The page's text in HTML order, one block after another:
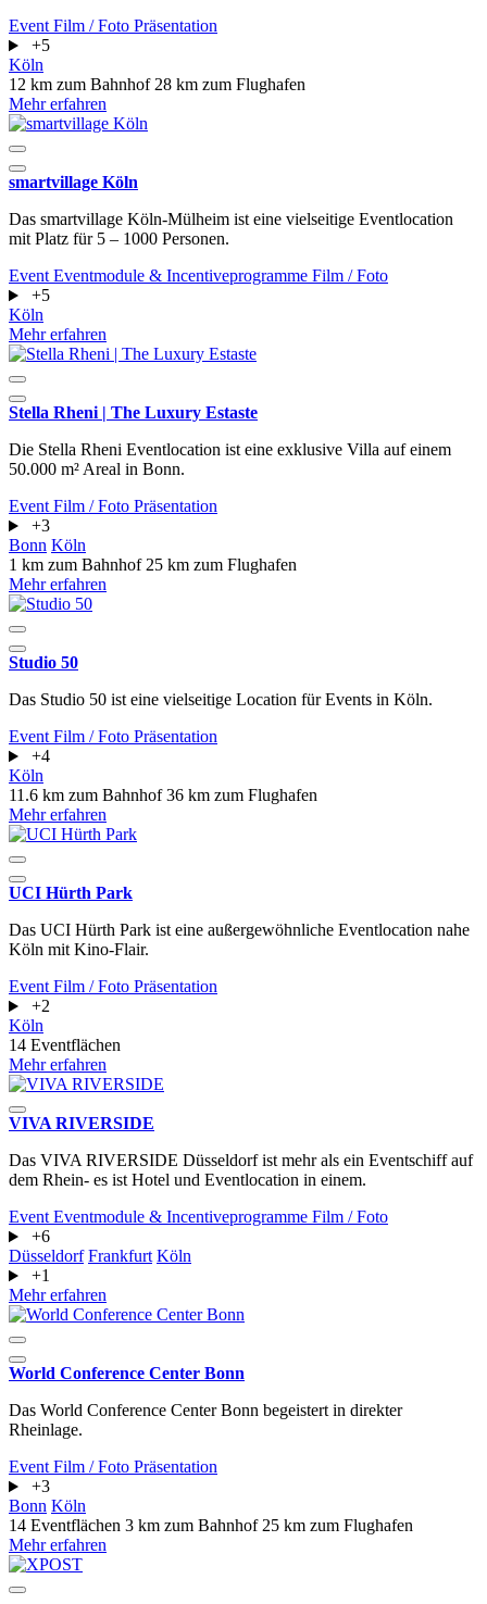
Event Film / Foto Präsentation
+5
Köln
12 km zum Bahnhof 28 km zum Flughafen
Mehr erfahren
smartvillage Köln
Das smartvillage Köln-Mülheim ist eine vielseitige Eventlocation
mit Platz für 5 – 1000 Personen.
Event Eventmodule & Incentiveprogramme Film / Foto
+5
Köln
Mehr erfahren
Stella Rheni | The Luxury Estaste
Die Stella Rheni Eventlocation ist eine exklusive Villa auf einem
50.000 m² Areal in Bonn.
Event Film / Foto Präsentation
+3
Bonn Köln
1 km zum Bahnhof 25 km zum Flughafen
Mehr erfahren
Studio 50
Das Studio 50 ist eine vielseitige Location für Events in Köln.
Event Film / Foto Präsentation
+4
Köln
11.6 km zum Bahnhof36 km zum Flughafen
Mehr erfahren
UCI Hürth Park
Das UCI Hürth Park ist eine außergewöhnliche Eventlocation nahe
Köln mit Kino-Flair.
Event Film / Foto Präsentation
+2
Köln
14 Eventflächen
Mehr erfahren
VIVA RIVERSIDE
Das VIVA RIVERSIDE Düsseldorf ist mehr als ein Eventschiff auf
dem Rhein- es ist Hotel und Eventlocation in einem.
Event Eventmodule & Incentiveprogramme Film / Foto
+6
Düsseldorf Frankfurt Köln
+1
Mehr erfahren
World Conference Center Bonn
Das World Conference Center Bonn begeistert in direkter
Rheinlage.
Event Film / Foto Präsentation
+3
Bonn Köln
14 Eventflächen 3 km zum Bahnhof 25 km zum Flughafen
Mehr erfahren